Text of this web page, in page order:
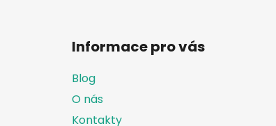
Informace pro vás
Blog
O nás
Kontakty